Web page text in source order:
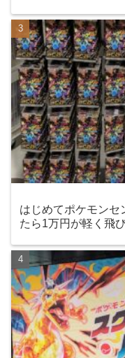
はじめてポケモンセ
たら1万円が軽く飛